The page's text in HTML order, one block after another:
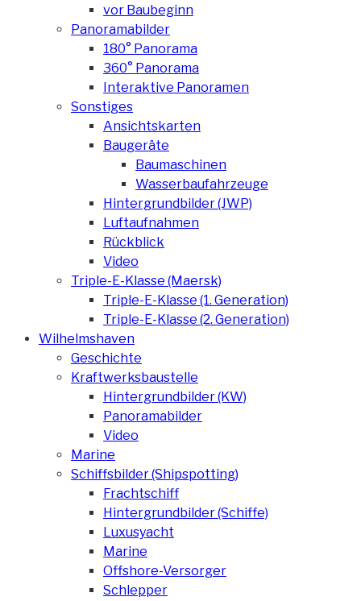
vor Baubeginn
Panoramabilder
180° Panorama
360° Panorama
Interaktive Panoramen
Sonstiges
Ansichtskarten
Baugeräte
Baumaschinen
Wasserbaufahrzeuge
Hintergrundbilder (JWP)
Luftaufnahmen
Rückblick
Video
Triple-E-Klasse (Maersk)
Triple-E-Klasse (1. Generation)
Triple-E-Klasse (2. Generation)
Wilhelmshaven
Geschichte
Kraftwerksbaustelle
Hintergrundbilder (KW)
Panoramabilder
Video
Marine
Schiffsbilder (Shipspotting)
Frachtschiff
Hintergrundbilder (Schiffe)
Luxusyacht
Marine
Offshore-Versorger
Schlepper